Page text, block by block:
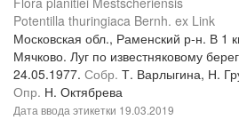
Potentilla thuringiaca Bernh. ex Link
Московская обл., Раменский р-н. В 1
Мячково. Луг по известняковому
24.05.1977. Собр. Т. Варлыгина, Н.
Опр. Н. Октябрева
Дата ввода этикетки 19.03.2019